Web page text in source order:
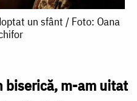
un sfânt / Foto: Oana
biserică, m-am uitat